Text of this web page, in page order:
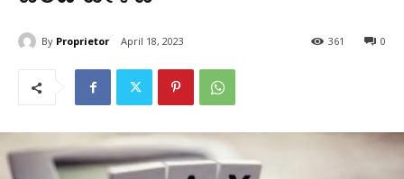
By Proprietor April 18, 2023 0
361